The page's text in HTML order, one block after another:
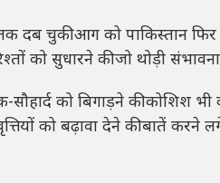
दब चुकी आग को पाकिस्तान
को सुधारने की जो थोड़ी
को बिगाड़ने की कोशिश भी
को बढ़ावा देने की बातें